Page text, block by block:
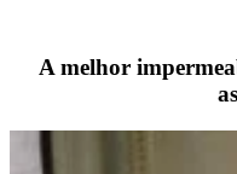
A melhor